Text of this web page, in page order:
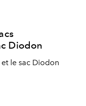
Diodon
le sac Diodon